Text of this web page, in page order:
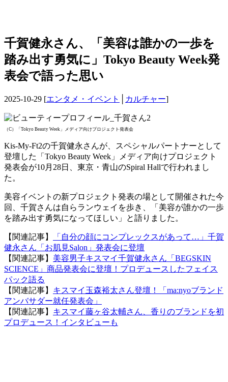
千賀健永さん、「美容は誰かの一歩を
踏み出す勇気に」Tokyo Beauty Week発
表会で語った思い
2025-10-29 [エンタメ・イベント カルチャー]
（C）「Tokyo Beauty Week」メディア向けプロジェクト発表会
Kis-My-Ft2の千賀健永さんが、スペシャルパートナーとして
登壇した「Tokyo Beauty Week」メディア向けプロジェクト
発表会が10月28日、東京・青山のSpiral Hallで行われまし
た。
美容イベントの新プロジェクト発表の場として開催された今
回、千賀さんは自らランウェイを歩き、「美容が誰かの一歩
を踏み出す勇気になってほしい」と語りました。
【関連記事】
「自分の顔にコンプレックスがあって…」千賀
健永さん「お肌見Salon」発表会に登壇
【関連記事】 美容男子キスマイ千賀健永さん「BEGSKIN
SCIENCE」商品発表会に登壇！プロデュースしたフェイス
パック語る
【関連記事】 キスマイ玉森裕太さん登壇！「ma:nyoブランド
アンバサダー就任発表会」
【関連記事】 キスマイ藤ヶ谷太輔さん、香りのブランドを初
プロデュース！インタビューも